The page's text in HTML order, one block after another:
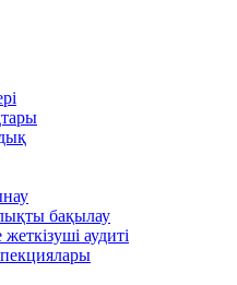
бақылау
аудиті